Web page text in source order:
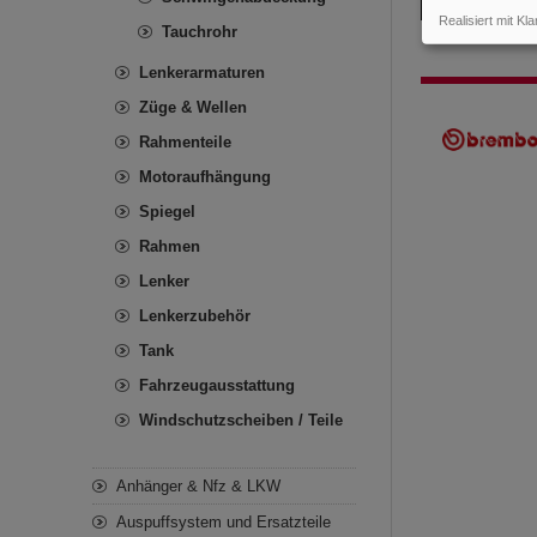
Tauchrohr
Lenkerarmaturen
Züge & Wellen
Rahmenteile
Motoraufhängung
Spiegel
Rahmen
Lenker
Lenkerzubehör
Tank
Fahrzeugausstattung
Windschutzscheiben / Teile
Anhänger & Nfz & LKW
Auspuffsystem und Ersatzteile
Realisiert mit